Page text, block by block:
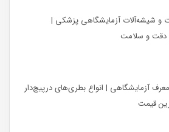
و شیشه‌آلات آزمایشگاهی پزشکی |
دقت و سلامت
آزمایشگاهی | انواع بطری‌های در‌پیچ‌دار
قیمت